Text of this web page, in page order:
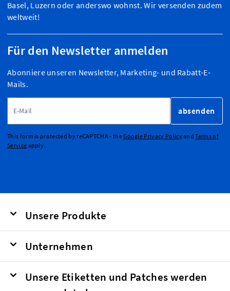
Basel, Luzern oder anderswo wohnst. Wir versenden zudem
weltweit!
Für den Newsletter anmelden
Abonniere unseren Newsletter, Marketing- und Rabatt-E-
Mails.
absenden
This form is protected by reCAPTCHA - theGoogle Privacy PolicyandTerms of
Service apply.
Unsere Produkte
Unternehmen
Unsere Etiketten und Patches werden